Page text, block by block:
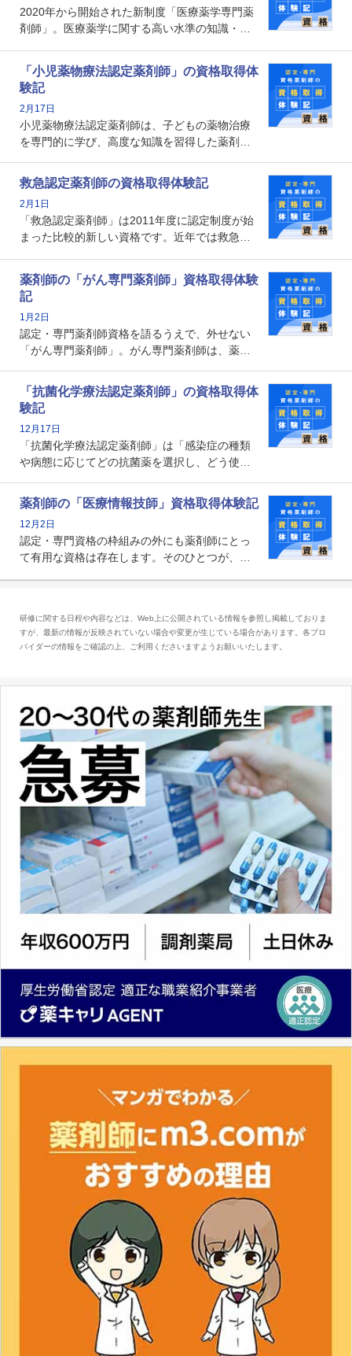
メリットがあるのでしょうか。
2020年から開始された新制度「医療薬学専門薬
剤師」。医療薬学に関する高い水準の知識・技
となります。取得要件は多岐に渡り、審査も複
数回ありますが、患者さんに対して一定の能力
の証明になる資格と言えます。
「小児薬物療法認定薬剤師」の資格取得体
験記
2月17日
小児薬物療法認定薬剤師は、子どもの薬物治療
を専門的に学び、高度な知識を習得した薬剤師
や、特有の疾患、心理状況を理解し、専門性を
深めることで、子どもとその保護者に寄り添え
る存在です。今回はそんな小児薬物療法認定薬
剤師の取得体験記をご紹介します。
救急認定薬剤師の資格取得体験記
2月1日
「救急認定薬剤師」は2011年度に認定制度が始
まった比較的新しい資格です。近年では救急病
増えているのではないでしょうか。今回はそん
な救急認定薬剤師の取得体験記をご紹介しま
す。
薬剤師の「がん専門薬剤師」資格取得体験
記
1月2日
認定・専門薬剤師資格を語るうえで、外せない
「がん専門薬剤師」。がん専門薬剤師は、薬剤
関する資格として、2009年に発足しました。薬
剤師の専門性を活かして高度化するがん医療に
貢献する姿は、今も病院薬剤師にとって一目置
かれる存在です。
「抗菌化学療法認定薬剤師」の資格取得体
験記
12月17日
「抗菌化学療法認定薬剤師」は「感染症の種類
や病態に応じてどの抗菌薬を選択し、どう使っ
る薬剤師です。現在、感染防止対策加算の施設
基準に専任の薬剤師配置が挙げられており、今
後は感染症領域で薬剤師に、より多くの役割が
求められる可能性もあります。
薬剤師の「医療情報技師」資格取得体験記
12月2日
認定・専門資格の枠組みの外にも薬剤師にとっ
て有用な資格は存在します。そのひとつが、
とは、病院薬剤師を中心に大きな武器になりま
す。
研修に関する日程や内容などは、Web上に公開されている情報を参照し掲載しておりま
すが、最新の情報が反映されていない場合や変更が生じている場合があります。各プロ
バイダーの情報をご確認の上、ご利用くださいますようお願いいたします。